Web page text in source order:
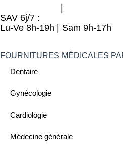
SAV 6j/7 :
Lu-Ve 8h-19h | Sam 9h-17h
FOURNITURES MÉDICALES
Dentaire
Gynécologie
Cardiologie
Médecine générale